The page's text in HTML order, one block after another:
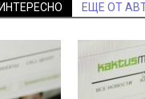
ЕЩЕ ОТ